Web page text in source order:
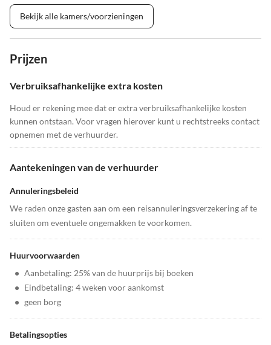
Bekijk alle kamers/voorzieningen
Prijzen
Verbruiksafhankelijke extra kosten
Houd er rekening mee dat er extra verbruiksafhankelijke kosten
kunnen ontstaan. Voor vragen hierover kunt u rechtstreeks contact
opnemen met de verhuurder.
Aantekeningen van de verhuurder
Annuleringsbeleid
We raden onze gasten aan om een reisannuleringsverzekering af te
sluiten om eventuele ongemakken te voorkomen.
Huurvoorwaarden
• Aanbetaling: 25% van de huurprijs bij boeken
• Eindbetaling: 4 weken voor aankomst
• geen borg
Betalingsopties